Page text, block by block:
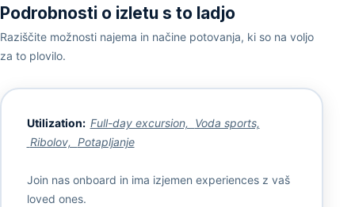
Podrobnosti o izletu s to ladjo
Raziščite možnosti najema in načine potovanja, ki so na voljo
za to plovilo.
Utilization: Full-day excursion, Voda sports,
Ribolov, Potapljanje
Join nas onboard in ima izjemen experiences z vaš
loved ones.